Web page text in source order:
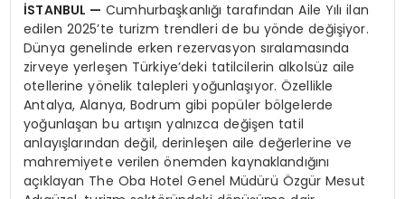
İSTANBUL — Cumhurbaşkanlığı tarafından Aile Yılı ilan
edilen 2025’te turizm trendleri de bu yönde değişiyor.
Dünya genelinde erken rezervasyon sıralamasında
zirveye yerleşen Türkiye’deki tatilcilerin alkolsüz aile
otellerine yönelik talepleri yoğunlaşıyor. Özellikle
Antalya, Alanya, Bodrum gibi popüler bölgelerde
yoğunlaşan bu artışın yalnızca değişen tatil
anlayışlarından değil, derinleşen aile değerlerine ve
mahremiyete verilen önemden kaynaklandığını
açıklayan The Oba Hotel Genel Müdürü Özgür Mesut